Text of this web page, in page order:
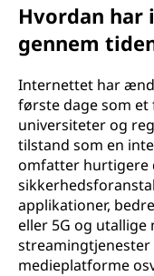
Hvordan
gennem
Internettet har
første dage som
universiteter og
tilstand som en
omfatter hurtigere
applikationer,
eller 5G og utallige
medieplatforme